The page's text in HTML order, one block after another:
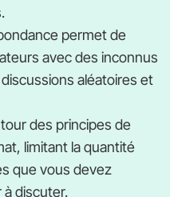
permet de
avec des inconnus
aléatoires et
des principes de
limitant la quantité
que vous devez
discuter.